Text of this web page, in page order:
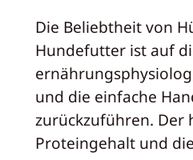
Die Beliebtheit von
Hundefutter ist auf
und die einfache
zurückzuführen. Der
Proteingehalt und